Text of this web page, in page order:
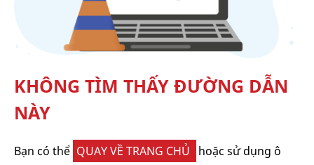
KHÔNG TÌM THẤY ĐƯỜNG DẪN
NÀY
Bạn có thể QUAY VỀ TRANG CHỦ
hoặc sử dụng ô